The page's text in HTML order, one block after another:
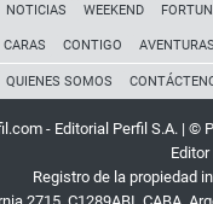
NOTICIAS WEEKEND
CARAS CONTIGO
QUIENES SOMOS
- Editorial Perfil S.A. | ©
Registro de la propiedad